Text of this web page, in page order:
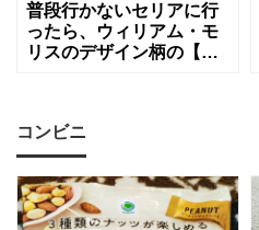
普段行かないセリアに行
ったら、ウィリアム・モ
リスのデザイン柄の【包
いました。買えないと思
っていたので嬉しい。 サ
イズは、約幅760㎜ x 高
さ530㎜。2枚入っている
ので
コンビニ